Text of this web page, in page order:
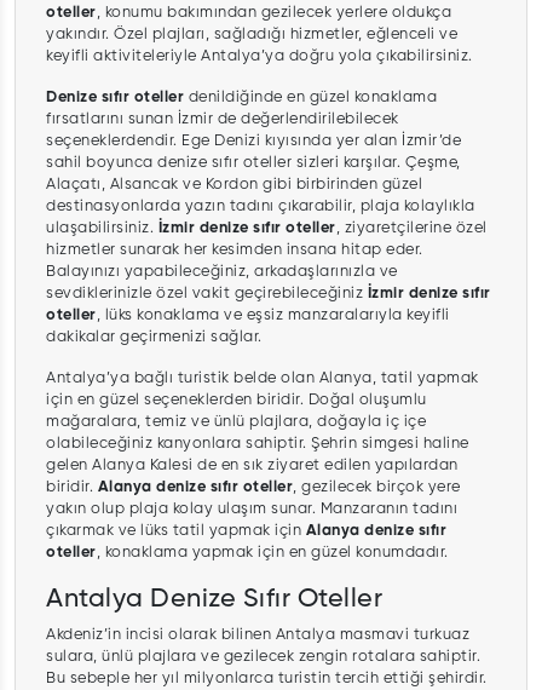
oteller, konumu bakımından gezilecek yerlere oldukça
yakındır. Özel plajları, sağladığı hizmetler, eğlenceli ve
keyifli aktiviteleriyle Antalya’ya doğru yola çıkabilirsiniz.
Denize sıfır oteller denildiğinde en güzel konaklama
fırsatlarını sunan İzmir de değerlendirilebilecek
seçeneklerdendir. Ege Denizi kıyısında yer alan İzmir’de
sahil boyunca denize sıfır oteller sizleri karşılar. Çeşme,
Alaçatı, Alsancak ve Kordon gibi birbirinden güzel
destinasyonlarda yazın tadını çıkarabilir, plaja kolaylıkla
ulaşabilirsiniz.
İzmir denize sıfır oteller, ziyaretçilerine özel
hizmetler sunarak her kesimden insana hitap eder.
Balayınızı yapabileceğiniz, arkadaşlarınızla ve
sevdiklerinizle özel vakit geçirebileceğiniz İzmir denize sıfır
oteller, lüks konaklama ve eşsiz manzaralarıyla keyifli
dakikalar geçirmenizi sağlar.
Antalya’ya bağlı turistik belde olan Alanya, tatil yapmak
için en güzel seçeneklerden biridir. Doğal oluşumlu
mağaralara, temiz ve ünlü plajlara, doğayla iç içe
olabileceğiniz kanyonlara sahiptir. Şehrin simgesi haline
gelen Alanya Kalesi de en sık ziyaret edilen yapılardan
biridir. Alanya denize sıfır oteller, gezilecek birçok yere
yakın olup plaja kolay ulaşım sunar. Manzaranın tadını
çıkarmak ve lüks tatil yapmak için Alanya denize sıfır
oteller, konaklama yapmak için en güzel konumdadır.
Antalya Denize Sıfır Oteller
Akdeniz’in incisi olarak bilinen Antalya masmavi turkuaz
sulara, ünlü plajlara ve gezilecek zengin rotalara sahiptir.
Bu sebeple her yıl milyonlarca turistin tercih ettiği şehirdir.